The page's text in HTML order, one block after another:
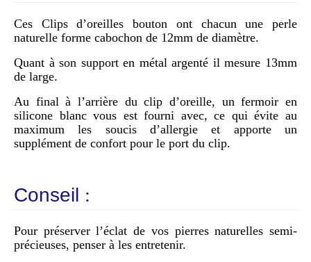
Ces Clips d’oreilles bouton ont chacun une perle
naturelle forme cabochon de 12mm de diamètre.
Quant à son support en métal argenté il mesure 13mm
de large.
Au final à l’arrière du clip d’oreille, un fermoir en
silicone blanc vous est fourni avec, ce qui évite au
maximum les soucis d’allergie et apporte un
supplément de confort pour le port du clip.
Conseil :
Pour préserver l’éclat de vos pierres naturelles semi-
précieuses, penser à les entretenir.